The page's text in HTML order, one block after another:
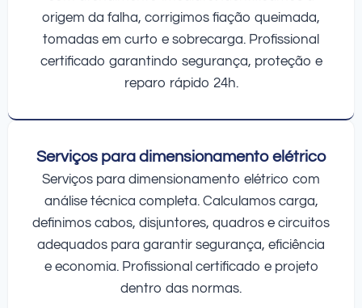
origem da falha, corrigimos fiação queimada,
tomadas em curto e sobrecarga. Profissional
certificado garantindo segurança, proteção e
reparo rápido 24h.
Serviços para dimensionamento elétrico
Serviços para dimensionamento elétrico com
análise técnica completa. Calculamos carga,
definimos cabos, disjuntores, quadros e circuitos
adequados para garantir segurança, eficiência
e economia. Profissional certificado e projeto
dentro das normas.